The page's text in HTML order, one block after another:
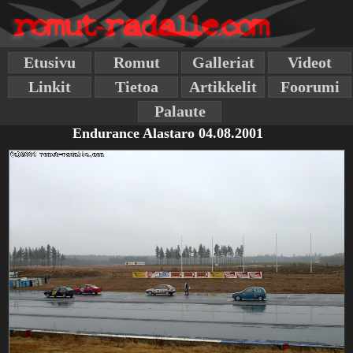
Etusivu Romut Galleriat
Videot
Linkit
Tietoa Artikkelit
Foorumi
Palaute
Endurance Alastaro 04.08.2001